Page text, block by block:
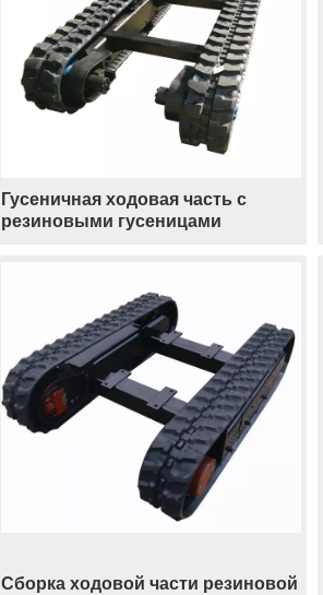
Гусеничная ходовая часть с
резиновыми гусеницами
Сборка ходовой части резиновой